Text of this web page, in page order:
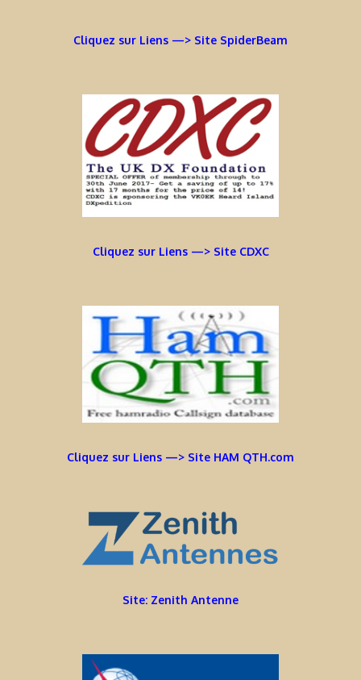
Cliquez sur Liens —> Site SpiderBeam
Cliquez sur Liens —> Site CDXC
Cliquez sur Liens —> Site HAM QTH.com
Site: Zenith Antenne